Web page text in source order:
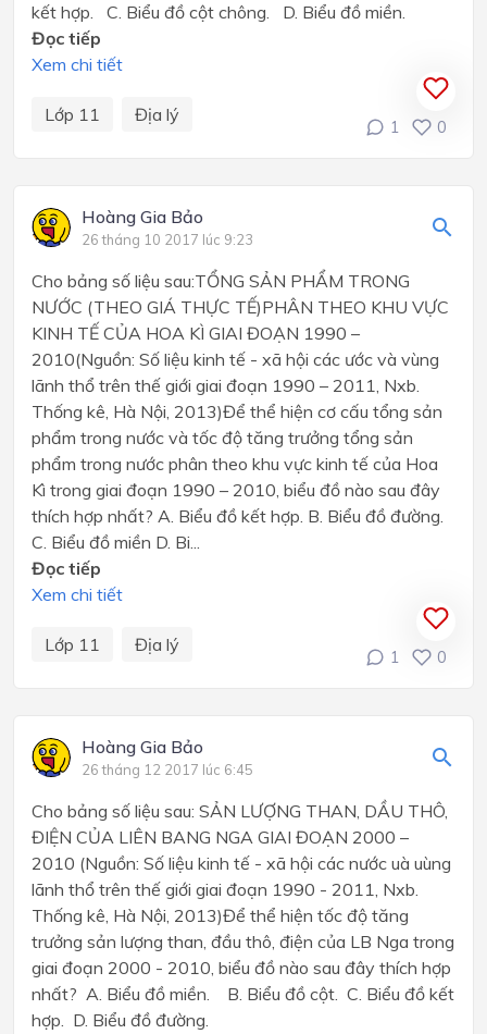
kết hợp. C. Biểu đồ cột chông. D. Biểu đồ miền.
Đọc tiếp
Xem chi tiết
Lớp 11 Địa lý
1 0
Hoàng Gia Bảo
26 tháng 10 2017 lúc 9:23
Cho bảng số liệu sau:TỔNG SẢN PHẨM TRONG
NƯỚC (THEO GIÁ THỰC TẾ)PHÂN THEO KHU VỰC
KINH TẾ CỦA HOA KÌ GIAI ĐOẠN 1990 –
2010(Nguồn: Số liệu kinh tế - xã hội các ước và vùng
lãnh thổ trên thế giới giai đoạn 1990 – 2011, Nxb.
Thống kê, Hà Nội, 2013)Để thể hiện cơ cấu tổng sản
phẩm trong nước và tốc độ tăng trưởng tổng sản
phẩm trong nước phân theo khu vực kinh tế của Hoa
Kì trong giai đoạn 1990 – 2010, biểu đồ nào sau đây
thích hợp nhất? A. Biểu đồ kết hợp. B. Biểu đồ đường.
C. Biểu đồ miền D. Bi...
Đọc tiếp
Xem chi tiết
Lớp 11 Địa lý
1 0
Hoàng Gia Bảo
26 tháng 12 2017 lúc 6:45
Cho bảng số liệu sau: SẢN LƯỢNG THAN, DẦU THÔ,
ĐIỆN CỦA LIÊN BANG NGA GIAI ĐOẠN 2000 –
2010 (Nguồn: Số liệu kinh tế - xã hội các nước uà uùng
lãnh thổ trên thế giới giai đoạn 1990 - 2011, Nxb.
Thống kê, Hà Nội, 2013)Để thể hiện tốc độ tăng
trưởng sản lượng than, đầu thô, điện của LB Nga trong
giai đoạn 2000 - 2010, biểu đồ nào sau đây thích hợp
nhất? A. Biểu đồ miền. B. Biểu đồ cột. C. Biểu đồ kết
hợp. D. Biểu đồ đường.